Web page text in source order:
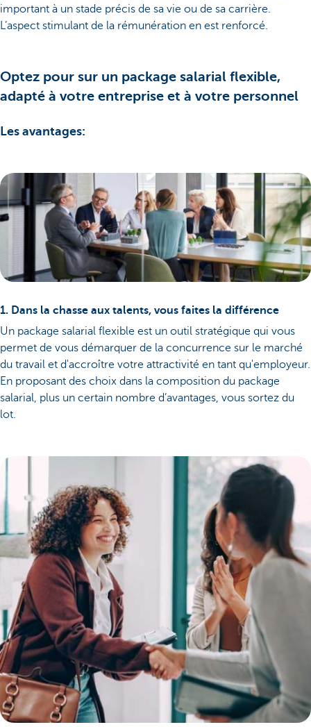
important à un stade précis de sa vie ou de sa carrière.
L’aspect stimulant de la rémunération en est renforcé.
Optez pour sur un package salarial flexible,
adapté à votre entreprise et à votre personnel
Les avantages:
1. Dans la chasse aux talents, vous faites la différence
Un package salarial flexible est un outil stratégique qui vous
permet de vous démarquer de la concurrence sur le marché
du travail et d'accroître votre attractivité en tant qu'employeur.
En proposant des choix dans la composition du package
salarial, plus un certain nombre d’avantages, vous sortez du
lot.